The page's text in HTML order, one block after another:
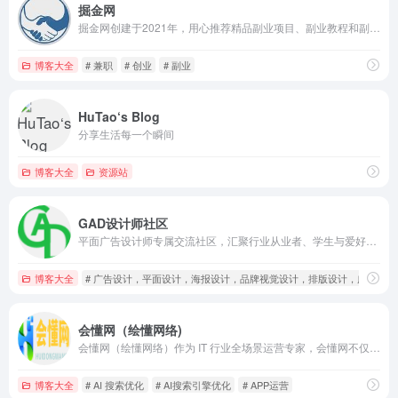
掘金网
博客大全 # 兼职 # 创业 # 副业
HuTao‘s Blog
分享生活每一个瞬间
博客大全 资源站
GAD设计师社区
博客大全 # 广告设计，平面设计，海报设计，品牌视觉设计，排版设计，广告创
会懂网（绘懂网络)
博客大全 # AI 搜索优化 # AI搜索引擎优化 # APP运营